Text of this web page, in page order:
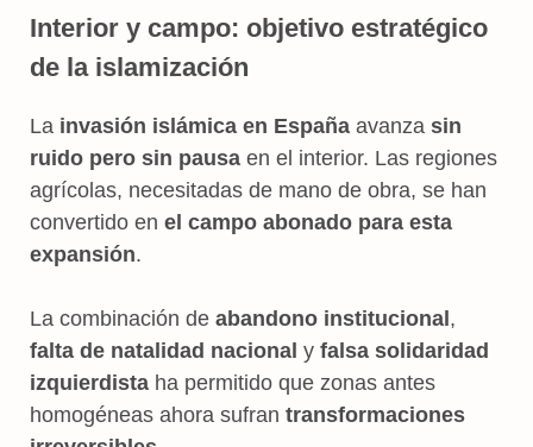
Interior y campo: objetivo estratégico
de la islamización
La invasión islámica en España avanza sin
ruido pero sin pausa en el interior. Las regiones
agrícolas, necesitadas de mano de obra, se han
convertido en el campo abonado para esta
expansión.
La combinación de abandono institucional,
falta de natalidad nacional y falsa solidaridad
izquierdista ha permitido que zonas antes
homogéneas ahora sufran transformaciones